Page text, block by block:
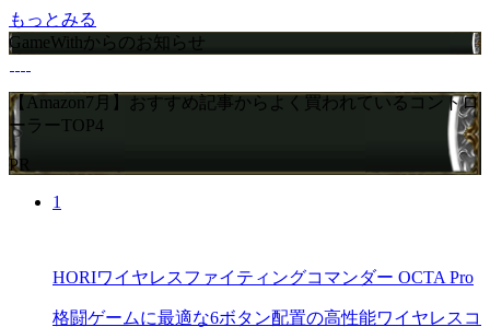
もっとみる
GameWithからのお知らせ
【Amazon7月】おすすめ記事からよく買われているコントロ
ーラーTOP4
PR
1
HORIワイヤレスファイティングコマンダー OCTA Pro
格闘ゲームに最適な6ボタン配置の高性能ワイヤレスコ